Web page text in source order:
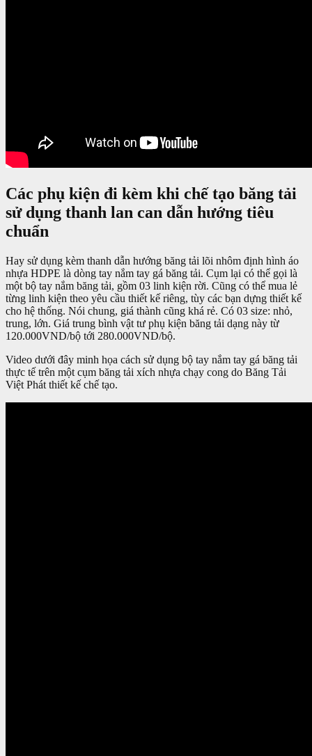
Các phụ kiện đi kèm khi chế tạo băng tải
sử dụng thanh lan can dẫn hướng tiêu
chuẩn
Hay sử dụng kèm thanh dẫn hướng băng tải lõi nhôm định hình áo
nhựa HDPE là dòng tay nắm tay gá băng tải. Cụm lại có thể gọi là
một bộ tay nắm băng tải, gồm 03 linh kiện rời. Cũng có thể mua lẻ
từng linh kiện theo yêu cầu thiết kế riêng, tùy các bạn dựng thiết kế
cho hệ thống. Nói chung, giá thành cũng khá rẻ. Có 03 size: nhỏ,
trung, lớn. Giá trung bình vật tư phụ kiện băng tải dạng này từ
120.000VND/bộ tới 280.000VND/bộ.
Video dưới đây minh họa cách sử dụng bộ tay nắm tay gá băng tải
thực tế trên một cụm băng tải xích nhựa chạy cong do Băng Tải
Việt Phát thiết kế chế tạo.